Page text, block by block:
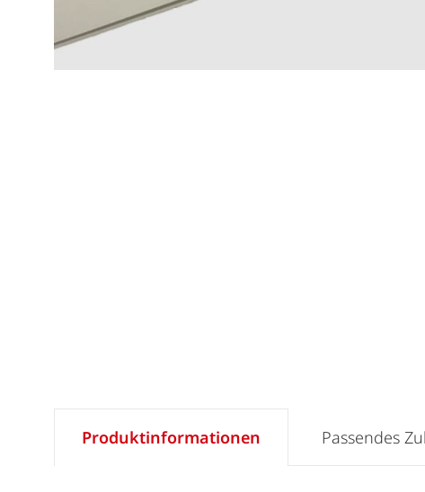
Produktinformationen Passendes